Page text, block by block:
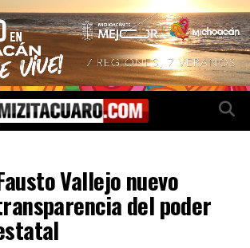
Vallejo nuevo
del poder